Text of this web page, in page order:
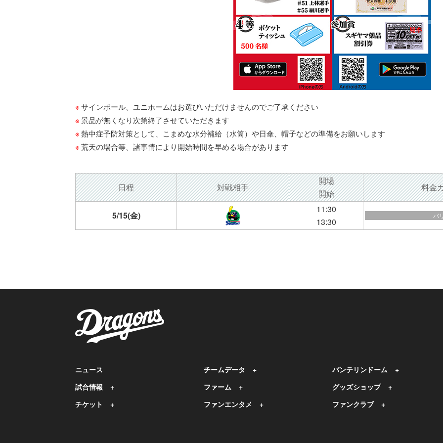
サインボール、ユニホームはお選びいただけませんのでご了承ください
景品が無くなり次第終了させていただきます
熱中症予防対策として、こまめな水分補給（水筒）や日傘、帽子などの準備をお願いします
荒天の場合等、諸事情により開始時間を早める場合があります
日程 対戦相手
開場
開始
料金
5/15(金)
11:30
13:30
バ
ニュース
試合情報
チケット
チームデータ
ファーム
ファンエンタメ
バンテリンドーム
グッズショップ
ファンクラブ